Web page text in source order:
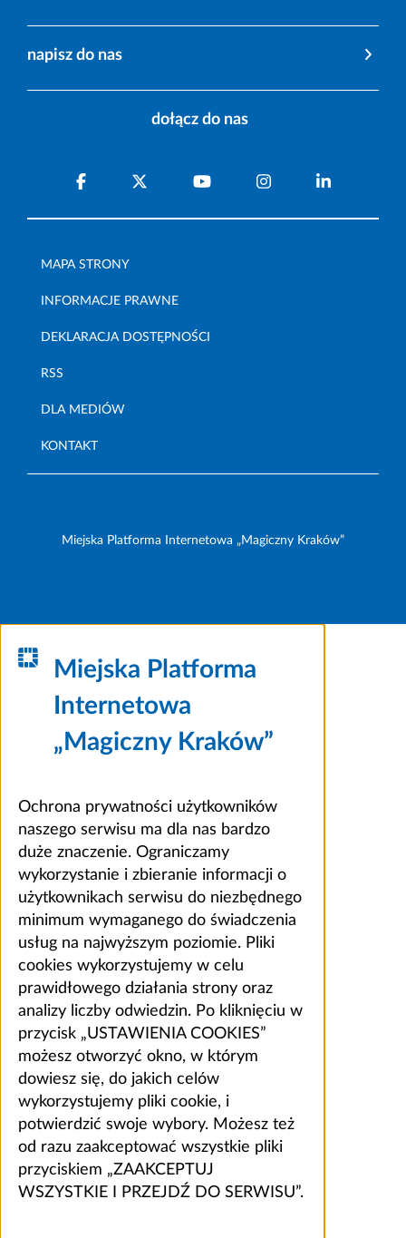
napisz do nas
dołącz do nas
MAPA STRONY
INFORMACJE PRAWNE
DEKLARACJA DOSTĘPNOŚCI
RSS
DLA MEDIÓW
KONTAKT
Miejska Platforma Internetowa „Magiczny Kraków”
Miejska Platforma
Internetowa
„Magiczny Kraków”
Ochrona prywatności użytkowników
naszego serwisu ma dla nas bardzo
duże znaczenie. Ograniczamy
wykorzystanie i zbieranie informacji o
użytkownikach serwisu do niezbędnego
minimum wymaganego do świadczenia
usług na najwyższym poziomie. Pliki
cookies wykorzystujemy w celu
prawidłowego działania strony oraz
analizy liczby odwiedzin. Po kliknięciu w
przycisk „USTAWIENIA COOKIES”
możesz otworzyć okno, w którym
dowiesz się, do jakich celów
wykorzystujemy pliki cookie, i
potwierdzić swoje wybory. Możesz też
od razu zaakceptować wszystkie pliki
przyciskiem „ZAAKCEPTUJ
WSZYSTKIE I PRZEJDŹ DO SERWISU”.